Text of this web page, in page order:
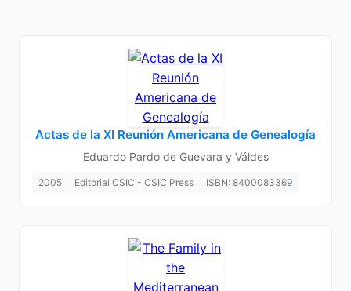
Actas de la XI Reunión Americana de Genealogía
Eduardo Pardo de Guevara y Váldes
2005 Editorial CSIC - CSIC Press ISBN: 8400083369